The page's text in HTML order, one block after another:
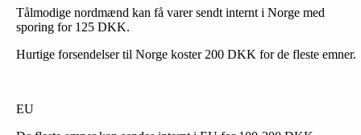
Tålmodige nordmænd kan få varer sendt internt i Norge med
sporing for 125 DKK.
Hurtige forsendelser til Norge koster 200 DKK for de fleste emner.
EU